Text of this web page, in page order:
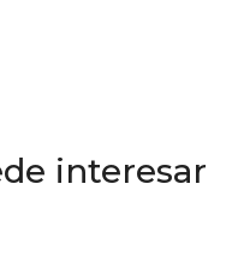
interesar